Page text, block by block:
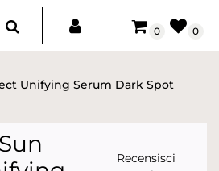
0 0
Unifying Serum Dark Spot
Recensisci